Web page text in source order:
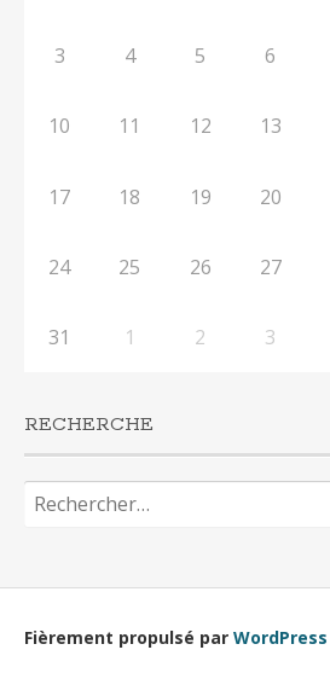
3 4 5 6
10 11 12 13
17 18 19 20
24 25 26 27
31 1 2 3
RECHERCHE
Fièrement propulsé par WordPress